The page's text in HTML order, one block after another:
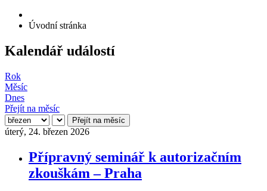
Úvodní stránka
Kalendář událostí
Rok
Měsíc
Dnes
Přejít na měsíc
Přejít na měsíc
úterý, 24. březen 2026
Přípravný seminář k autorizačním
zkouškám – Praha